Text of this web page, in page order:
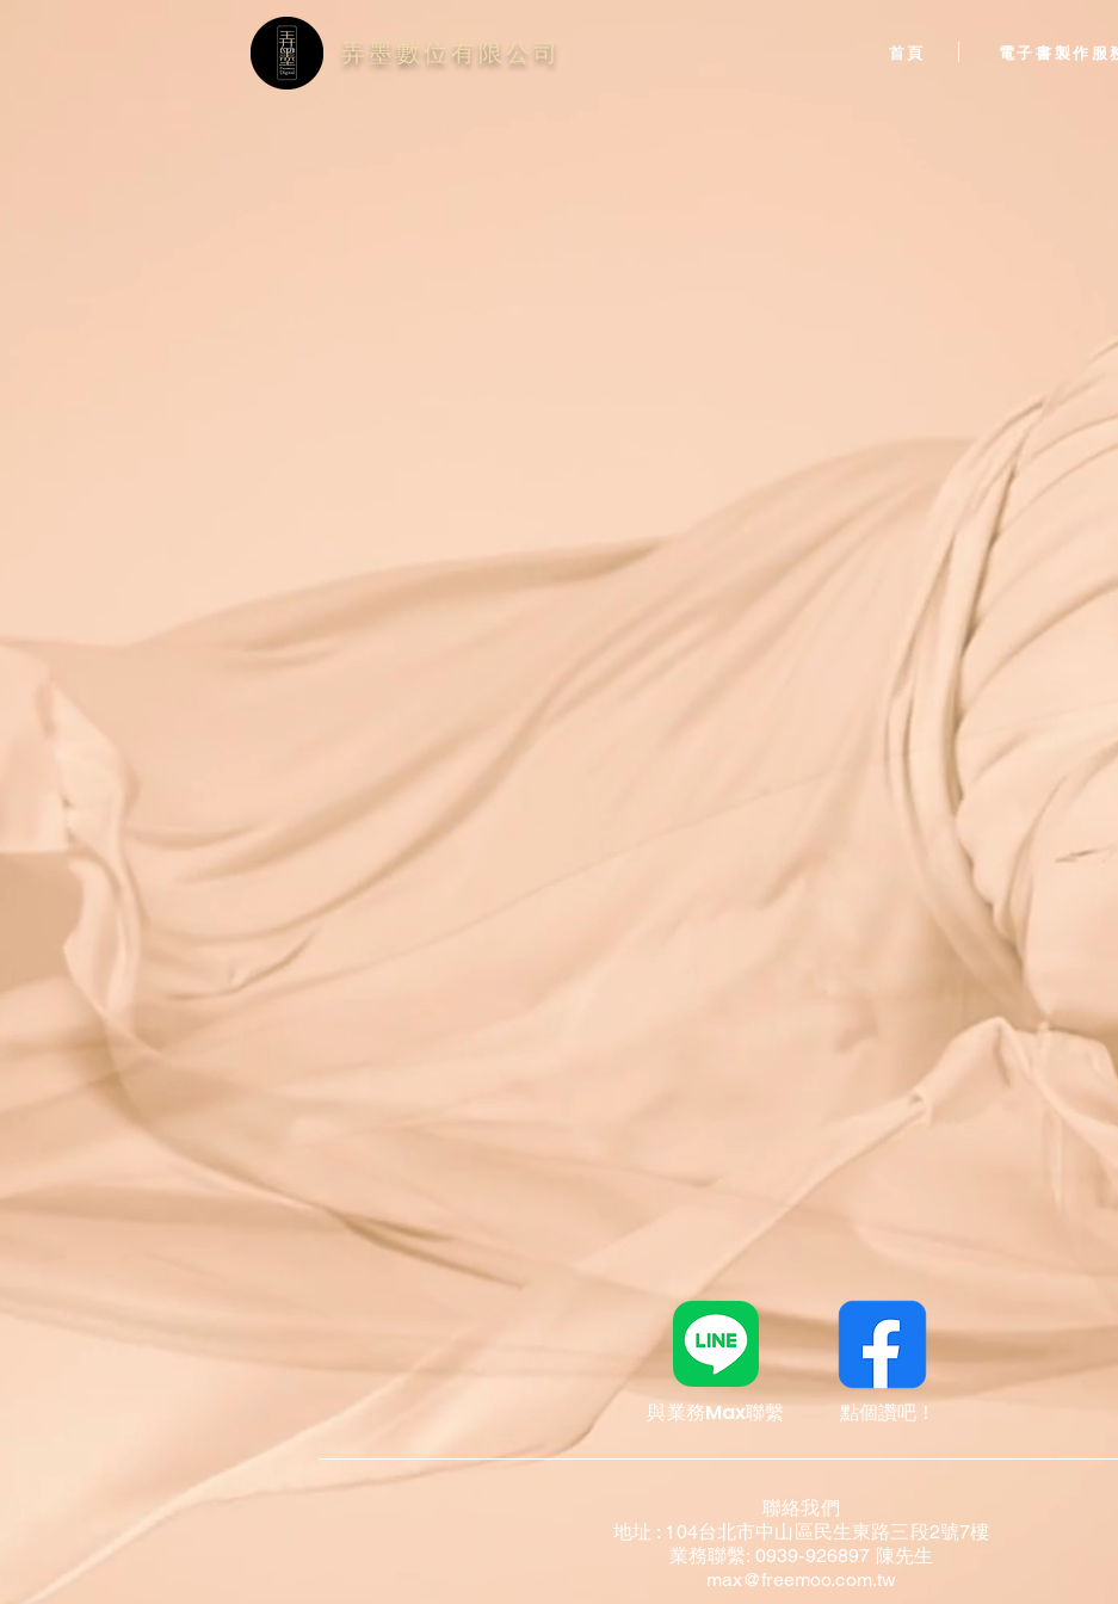
弄墨數位有限公司 首頁 電子書製作服
專業電子書製作服務
有鑒於地球環境急需受到保護的現在，電子書的推廣可說是刻不容緩，實體書
樹木砍伐必須被大量減少與降低，同時還能大量降低書籍遞送所產生的空汙、
問題。因此，弄墨數位的電子書製作團隊自2010年開始，即投入電子書技術
互動多媒體電子書等等，各種電子書製作經驗非常豐富，能克服各種製作需求
點個讚吧！
​與業務Max聯繫
聯絡我們
地址 : 104台北市中山區民生東路三段2號7樓
業務聯繫: 0939-926897 陳先生
max@freemoo.com.tw